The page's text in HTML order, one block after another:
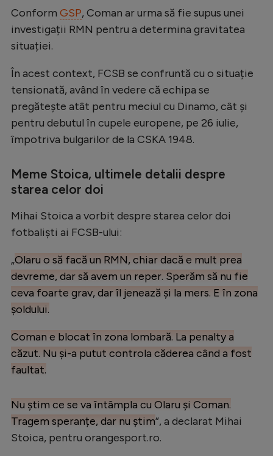
Conform GSP, Coman ar urma să fie supus unei
investigații RMN pentru a determina gravitatea
situației.
În acest context, FCSB se confruntă cu o situație
tensionată, având în vedere că echipa se
pregătește atât pentru meciul cu Dinamo, cât și
pentru debutul în cupele europene, pe 26 iulie,
împotriva bulgarilor de la CSKA 1948.
Meme Stoica, ultimele detalii despre
starea celor doi
Mihai Stoica a vorbit despre starea celor doi
fotbaliști ai FCSB-ului:
„Olaru o să facă un RMN, chiar dacă e mult prea
devreme, dar să avem un reper. Sperăm să nu fie
ceva foarte grav, dar îl jenează și la mers. E în zona
șoldului.
Coman e blocat în zona lombară. La penalty a
căzut. Nu și-a putut controla căderea când a fost
faultat.
Nu știm ce se va întâmpla cu Olaru și Coman.
Tragem speranțe, dar nu știm”, a declarat Mihai
Stoica, pentru orangesport.ro.